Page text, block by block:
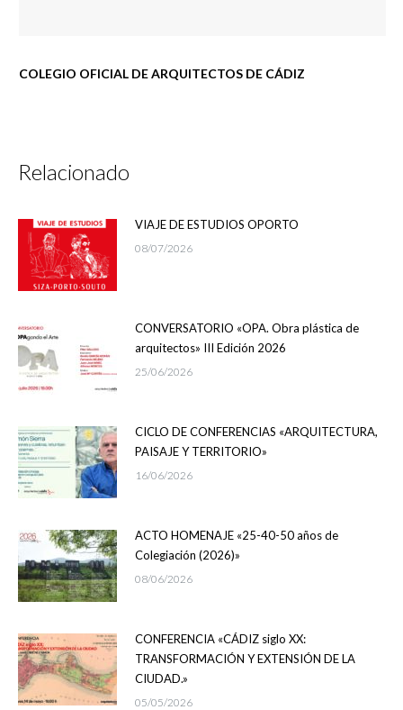
COLEGIO OFICIAL DE ARQUITECTOS DE CÁDIZ
Relacionado
VIAJE DE ESTUDIOS OPORTO
08/07/2026
CONVERSATORIO «OPA. Obra plástica de
arquitectos» III Edición 2026
25/06/2026
CICLO DE CONFERENCIAS «ARQUITECTURA,
PAISAJE Y TERRITORIO»
16/06/2026
ACTO HOMENAJE «25-40-50 años de
Colegiación (2026)»
08/06/2026
CONFERENCIA «CÁDIZ siglo XX:
TRANSFORMACIÓN Y EXTENSIÓN DE LA
CIUDAD.»
05/05/2026